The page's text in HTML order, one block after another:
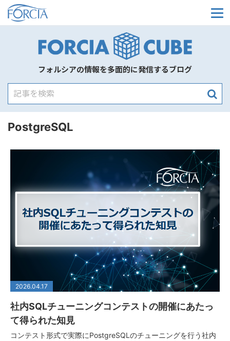
メ
フォルシアの情報を多面的に発信するブログ
PostgreSQL
2026.04.17
社内SQLチューニングコンテストの開催にあたっ
て得られた知見
コンテスト形式で実際にPostgreSQLのチューニングを行う社内